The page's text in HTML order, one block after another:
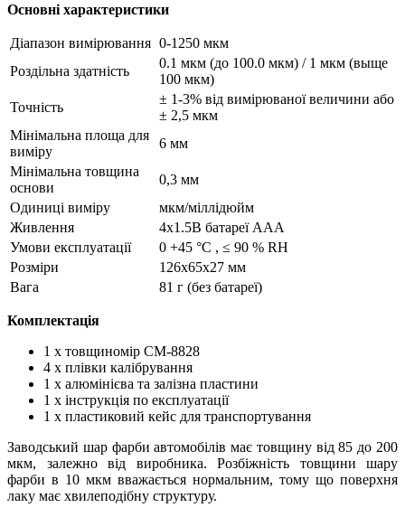
Основні характеристики
Діапазон вимірювання 0-1250 мкм
Роздільна здатність
0.1 мкм (до 100.0 мкм) / 1 мкм (выще
100 мкм)
Точність
± 1-3% від вимірюваної величини або
± 2,5 мкм
Мінімальна площа для
виміру
6 мм
Мінімальна товщина
основи
0,3 мм
Одиниці виміру
мкм/міллідюйм
Живлення
4x1.5В батареї ААА
Умови експлуатації
0 +45 °C , ≤ 90 % RH
Розміри
126x65x27 мм
Вага
81 г (без батареї)
Комплектація
1 х товщиномір CM-8828
4 х плівки калібрування
1 х алюмінієва та залізна пластини
1 х інструкція по експлуатації
1 х пластиковий кейс для транспортування
Заводський шар фарби автомобілів має товщину від 85 до 200
мкм, залежно від виробника. Розбіжність товщини шару
фарби в 10 мкм вважається нормальним, тому що поверхня
лаку має хвилеподібну структуру.